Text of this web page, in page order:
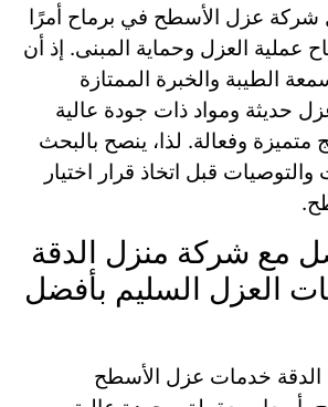
شركة عزل الأسطح في برماح أمرًا
عملية العزل وحماية المبنى. إذ أن
الطيبة والخبرة الممتازة
حديثة ومواد ذات جودة عالية
متميزة وفعالة. لذا، ينصح بالبحث
قبل اتخاذ قرار اختيار
مع شركة منزل الدقة
العزل السليم بأفضل
خدمات عزل الأسطح